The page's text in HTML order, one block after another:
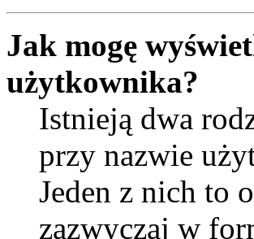
Jak mogę
użytkownika?
Istnieją dwa
przy nazwie
Jeden z nich to
zazwyczaj w